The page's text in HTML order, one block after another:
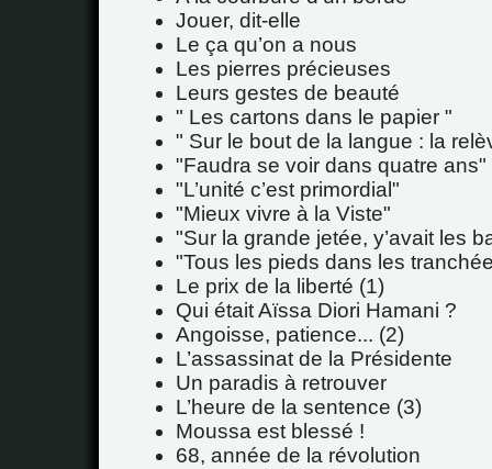
Jouer, dit-elle
Le ça qu’on a nous
Les pierres précieuses
Leurs gestes de beauté
" Les cartons dans le papier "
" Sur le bout de la langue : la
"Faudra se voir dans quatre ans"
"L’unité c’est primordial"
"Mieux vivre à la Viste"
"Sur la grande jetée, y’avait les
"Tous les pieds dans les
Le prix de la liberté (1)
Qui était Aïssa Diori Hamani ?
Angoisse, patience... (2)
L’assassinat de la Présidente
Un paradis à retrouver
L’heure de la sentence (3)
Moussa est blessé !
68, année de la révolution